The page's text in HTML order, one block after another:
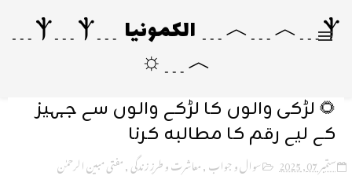
Ⲯ﹍︿﹍︿﹍ الکمونیا ﹍Ⲯ﹍Ⲯ﹍
︿﹍☼
🌻 لڑکی والوں کا لڑکے والوں سے جہیز
کے لیے رقم کا مطالبہ کرنا
ستمبر 07, 2025 سوال و جواب,معاشرت و طرزِ زندگی,مفتی مبین الرحمٰن